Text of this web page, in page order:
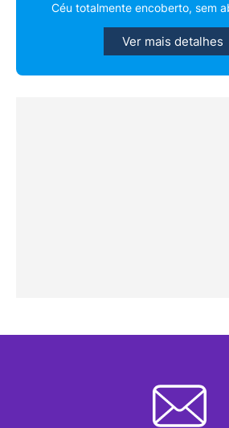
Céu totalmente encoberto, sem
Ver mais detalhes